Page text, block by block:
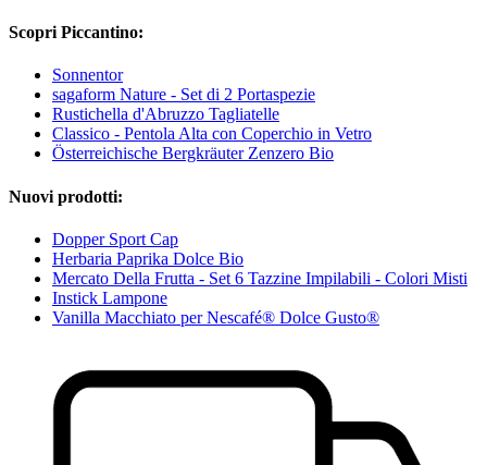
Scopri Piccantino:
Sonnentor
sagaform Nature - Set di 2 Portaspezie
Rustichella d'Abruzzo Tagliatelle
Classico - Pentola Alta con Coperchio in Vetro
Österreichische Bergkräuter Zenzero Bio
Nuovi prodotti:
Dopper Sport Cap
Herbaria Paprika Dolce Bio
Mercato Della Frutta - Set 6 Tazzine Impilabili - Colori Misti
Instick Lampone
Vanilla Macchiato per Nescafé® Dolce Gusto®